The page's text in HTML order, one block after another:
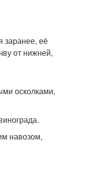
заранее, её
от нижней,
осколками,
навозом,